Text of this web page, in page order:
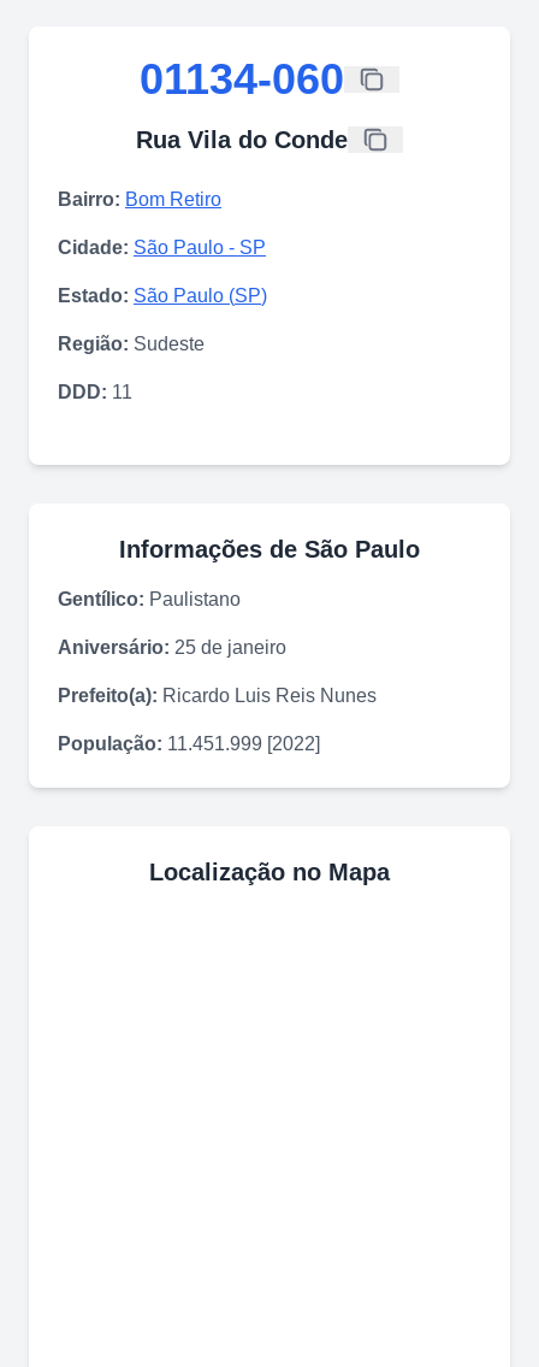
01134-060
Rua Vila do Conde
Bairro: Bom Retiro
Cidade: São Paulo - SP
Estado: São Paulo (SP)
Região: Sudeste
DDD: 11
Informações de São Paulo
Gentílico: Paulistano
Aniversário: 25 de janeiro
Prefeito(a): Ricardo Luis Reis Nunes
População: 11.451.999 [2022]
Localização no Mapa